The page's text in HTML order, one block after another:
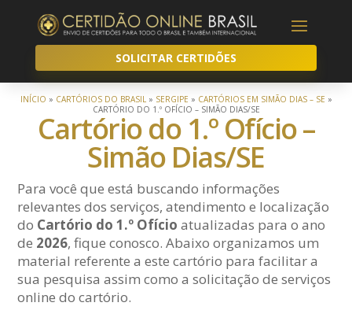
SOLICITAR CERTIDÕES
INÍCIO » CARTÓRIOS DO BRASIL» SERGIPE » CARTÓRIOS EM SIMÃO DIAS – SE »
CARTÓRIO DO 1.º OFÍCIO – SIMÃO DIAS/SE
Cartório do 1.º Ofício –
Simão Dias/SE
Para você que está buscando informações
relevantes dos serviços, atendimento e localização
do Cartório do 1.º Ofício atualizadas para o ano
de 2026, fique conosco. Abaixo organizamos um
material referente a este cartório para facilitar a
sua pesquisa assim como a solicitação de serviços
online do cartório.